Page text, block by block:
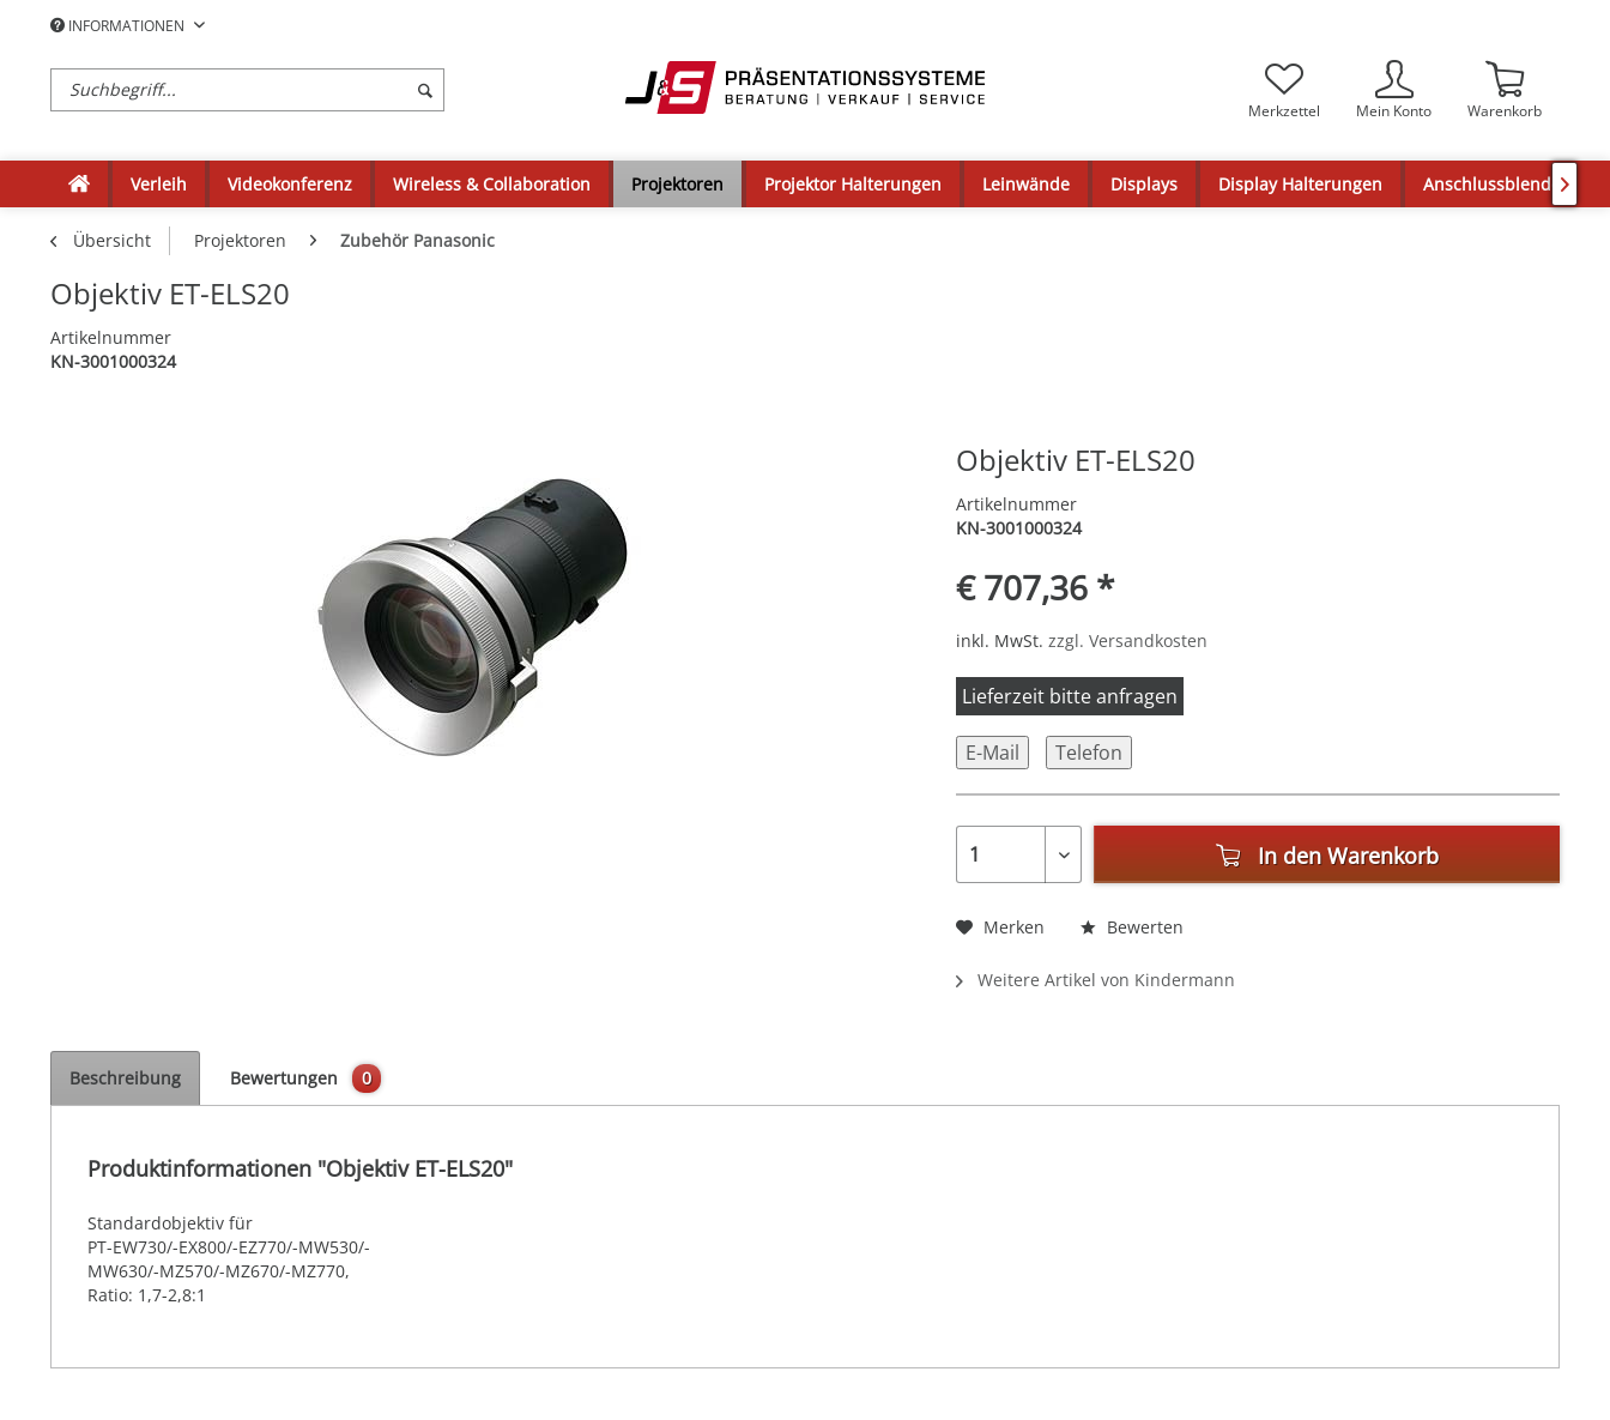
INFORMATIONEN
Merkzettel Mein Konto Warenkorb
Verleih Videokonferenz Wireless & Collaboration Projektoren Projektor Halterungen Leinwände Displays Display Halterungen Anschlussblenden

Übersicht Projektoren Zubehör Panasonic
Objektiv ET-ELS20
Artikelnummer
KN-3001000324
Objektiv ET-ELS20
Artikelnummer
KN-3001000324
€ 707,36 *
inkl. MwSt. zzgl. Versandkosten
Lieferzeit bitte anfragen
E-Mail Telefon
In den Warenkorb
Merken Bewerten
Weitere Artikel von Kindermann
Beschreibung Bewertungen 0
Produktinformationen "Objektiv ET-ELS20"
Standardobjektiv für
PT-EW730/-EX800/-EZ770/-MW530/-
MW630/-MZ570/-MZ670/-MZ770,
Ratio: 1,7-2,8:1